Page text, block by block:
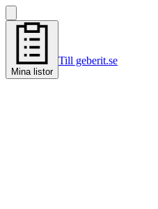
Mina listor
Till geberit.se